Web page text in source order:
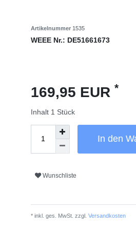
Artikelnummer 1535
WEEE Nr.: DE51661673
169,95 EUR *
Inhalt 1 Stück
In den
Wunschliste
* inkl. ges. MwSt. zzgl. Versandkosten